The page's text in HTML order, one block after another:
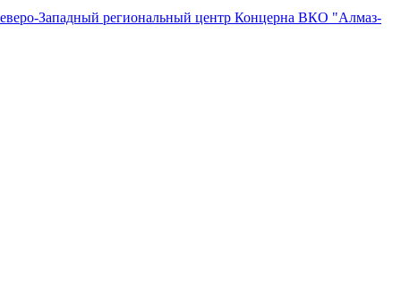
Западный региональный центр Концерна ВКО "Алмаз-